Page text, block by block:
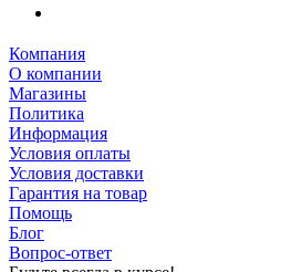
Компания
О компании
Магазины
Политика
Информация
Условия оплаты
Условия доставки
Гарантия на товар
Помощь
Блог
Вопрос-ответ